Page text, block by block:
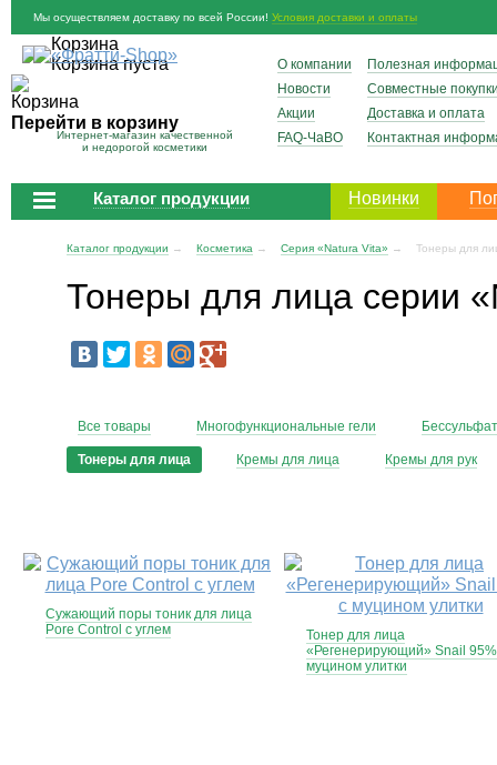
Мы осуществляем доставку по всей России! Условия доставки и оплаты
Интернет-магазин качественной
и недорогой косметики
О компании
Новости
Акции
FAQ-ЧаВО
Полезная
Совместные
Доставка и оплата
Контактная
Корзина
Корзина пуста
Корзина
Перейти в корзину
Каталог продукции Новинки
Каталог продукции → Косметика → Серия «Natura Vita» → Тонеры для
Тонеры для лица серии
Все товары Многофункциональные гели
Тонеры для лица Кремы для лица Кремы для рук
Сужающий поры тоник для лица
Pore Control с углем
Тонер для лица
«Регенерирующий» Snail
муцином улитки